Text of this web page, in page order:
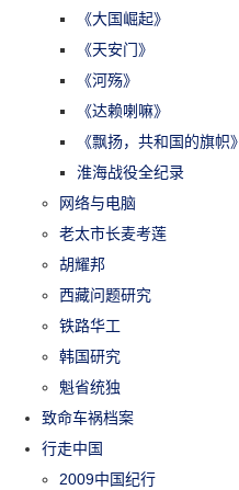
《大国崛起》
《天安门》
《河殇》
《达赖喇嘛》
《飘扬，共和国的旗帜》
淮海战役全纪录
网络与电脑
老太市长麦考莲
胡耀邦
西藏问题研究
铁路华工
韩国研究
魁省统独
致命车祸档案
行走中国
2009中国纪行